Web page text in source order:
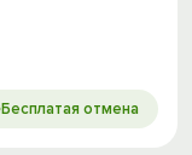
Бесплатая отмена